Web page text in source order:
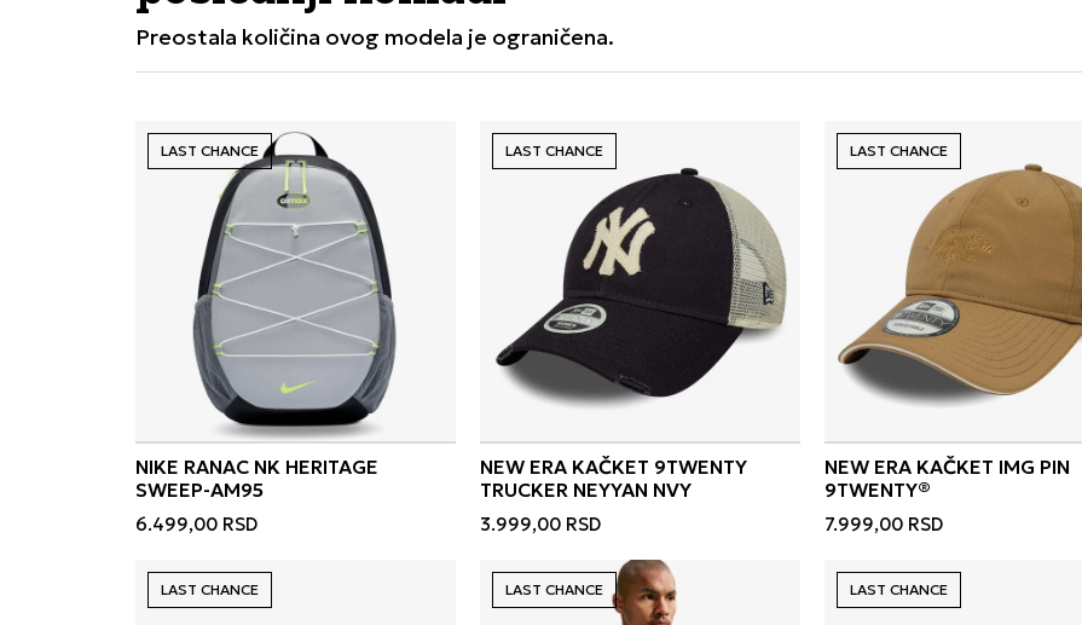
Preostala količina ovog modela je ograničena.
LAST CHANCE
NIKE RANAC NK HERITAGE
SWEEP-AM95
6.499,00 RSD
LAST CHANCE
NEW ERA KAČKET 9TWENTY
TRUCKER NEYYAN NVY
3.999,00 RSD
LAST CHANCE
NEW ERA KAČKET IMG PIN
9TWENTY®
7.999,00 RSD
LAST CHANCE LAST CHANCE LAST CHANCE